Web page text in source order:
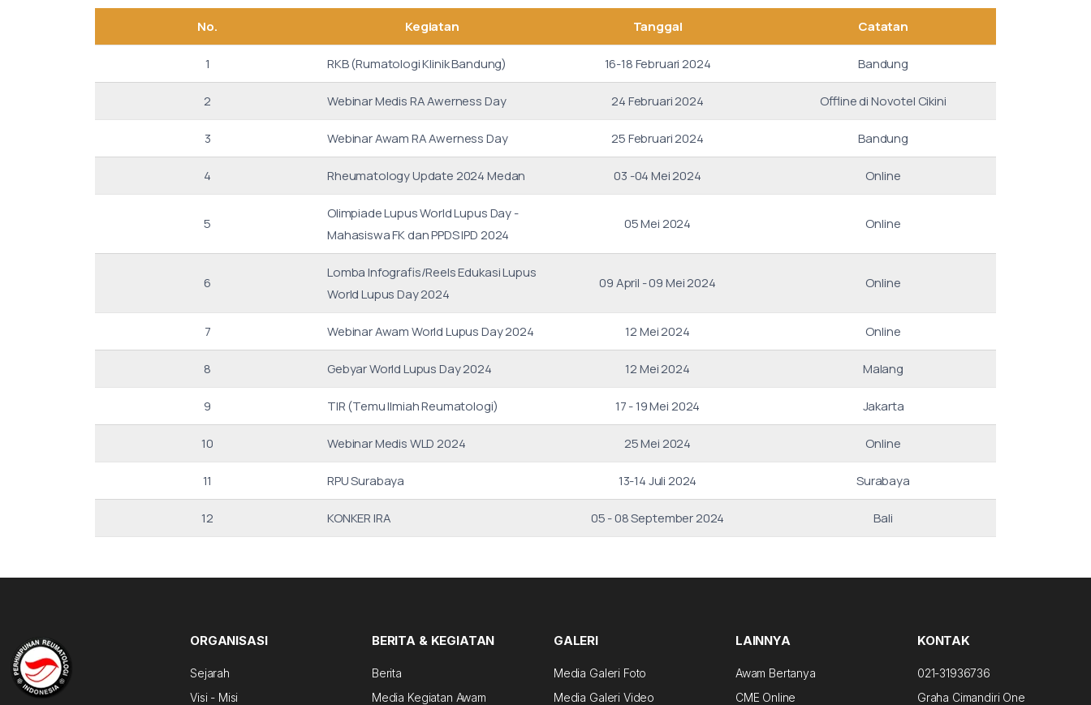
No. Kegiatan Tanggal Catatan
1 RKB (Rumatologi Klinik Bandung) 16-18 Februari 2024 Bandung
2 Webinar Medis RA Awerness Day 24 Februari 2024 Offline di Novotel Cikini
3 Webinar Awam RA Awerness Day 25 Februari 2024 Bandung
4 Rheumatology Update 2024 Medan 03 -04 Mei 2024 Online
5
Olimpiade Lupus World Lupus Day -
Mahasiswa FK dan PPDS IPD 2024
05 Mei 2024 Online
6
Lomba Infografis/Reels Edukasi Lupus
World Lupus Day 2024
09 April - 09 Mei 2024 Online
7 Webinar Awam World Lupus Day 2024 12 Mei 2024 Online
8 Gebyar World Lupus Day 2024 12 Mei 2024 Malang
9 TIR (Temu Ilmiah Reumatologi) 17 - 19 Mei 2024 Jakarta
10 Webinar Medis WLD 2024 25 Mei 2024 Online
11 RPU Surabaya 13-14 Juli 2024 Surabaya
12 KONKER IRA 05 - 08 September 2024 Bali
ORGANISASI
Sejarah
Visi - Misi
BERITA & KEGIATAN
Berita
Media Kegiatan Awam
GALERI
Media Galeri Foto
Media Galeri Video
LAINNYA
Awam Bertanya
CME Online
KONTAK
021-31936736
Graha Cimandiri One